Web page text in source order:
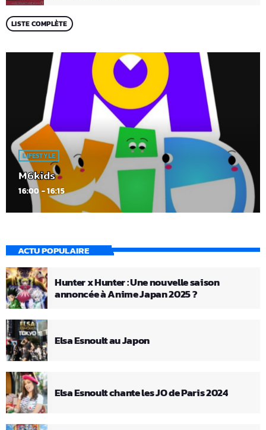
LISTE COMPLÈTE
LIFESTYLE
M6kids
16:00 - 16:15
ACTU POPULAIRE
Hunter x Hunter : Une nouvelle saison
annoncée à Anime Japan 2025 ?
Elsa Esnoult au Japon
Elsa Esnoult chante les JO de Paris 2024